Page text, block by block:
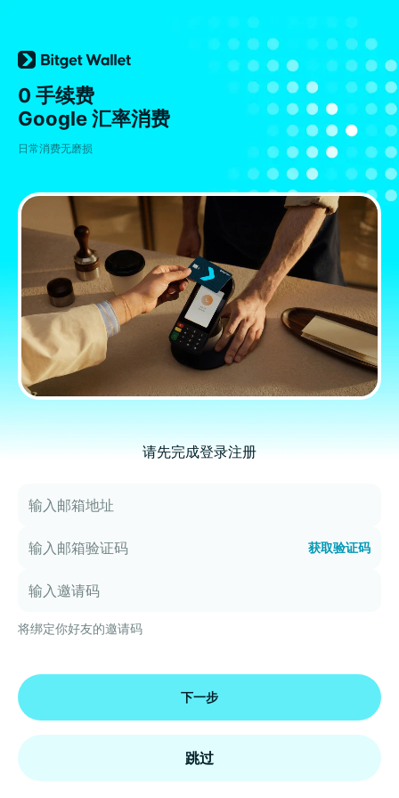
0 手续费
Google 汇率消费
日常消费无磨损
请先完成登录注册
获取验证码
将绑定你好友的邀请码
下一步
跳过